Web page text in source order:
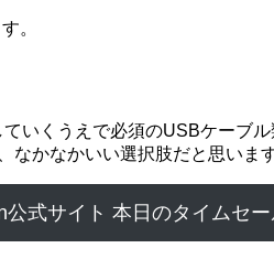
。
いくうえで必須のUSBケーブ
かなかいい選択肢だと思います
公式サイト 本日のタイムセー